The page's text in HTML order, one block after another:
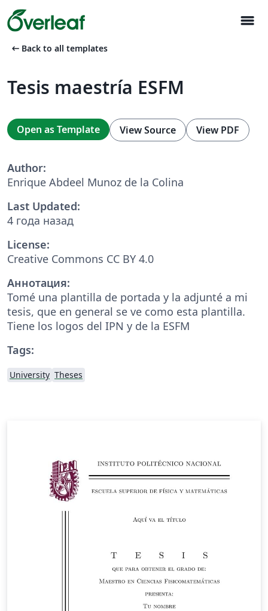
menu
arrow_left_alt Back to all templates
Tesis maestría ESFM
Open as Template View Source View PDF
Author:
Enrique Abdeel Munoz de la Colina
Last Updated:
4 года назад
License:
Creative Commons CC BY 4.0
Аннотация:
Tomé una plantilla de portada y la adjunté a mi
tesis, que en general se ve como esta plantilla.
Tiene los logos del IPN y de la ESFM
Tags:
University Theses